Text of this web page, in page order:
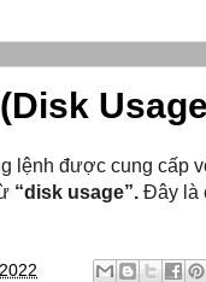
lệnh được cung
“disk usage”. Đây là